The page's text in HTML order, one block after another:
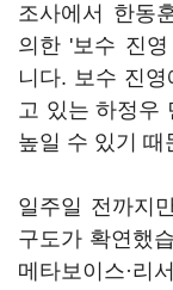
조사에서 한동
의한 '보수 진
니다. 보수 진
고 있는 하정우
높일 수 있기 때
일주일 전까지
구도가 확연했
메타보이스·리